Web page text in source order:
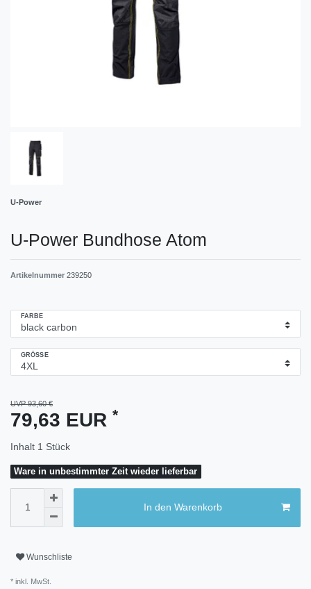
U-Power
U-Power Bundhose Atom
Artikelnummer 239250
FARBE
GRÖSSE
UVP 93,60 €
79,63 EUR *
Inhalt 1 Stück
Ware in unbestimmter Zeit wieder lieferbar
In den Warenkorb
Wunschliste
* inkl. MwSt.